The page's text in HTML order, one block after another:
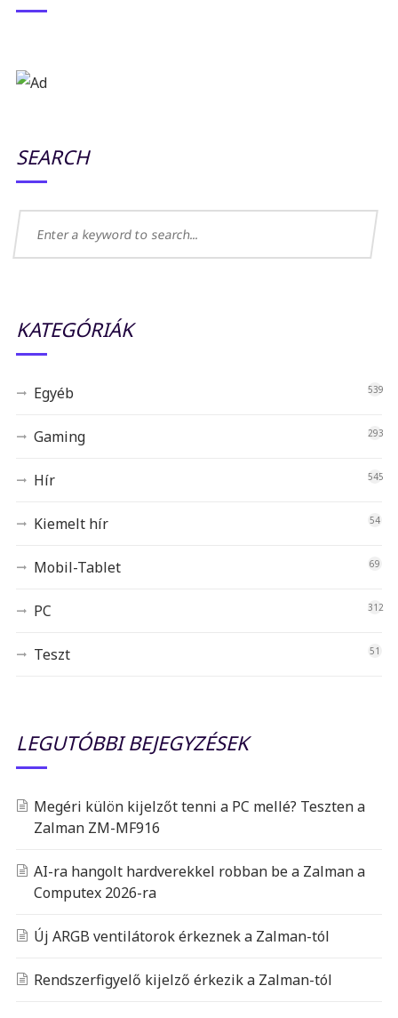
SEARCH
KATEGÓRIÁK
Egyéb 539
Gaming 293
Hír 545
Kiemelt hír 54
Mobil-Tablet 69
PC 312
Teszt 51
LEGUTÓBBI BEJEGYZÉSEK
Megéri külön kijelzőt tenni a PC mellé? Teszten a
Zalman ZM-MF916
AI-ra hangolt hardverekkel robban be a Zalman a
Computex 2026-ra
Új ARGB ventilátorok érkeznek a Zalman-tól
Rendszerfigyelő kijelző érkezik a Zalman-tól